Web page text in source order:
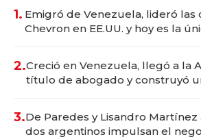
1. Emigró de Venezuela, lideró las
Chevron en EE.UU. y hoy es la
2.Creció en Venezuela, llegó a la
título de abogado y construyó
3.De Paredes y Lisandro Martínez
dos argentinos impulsan el